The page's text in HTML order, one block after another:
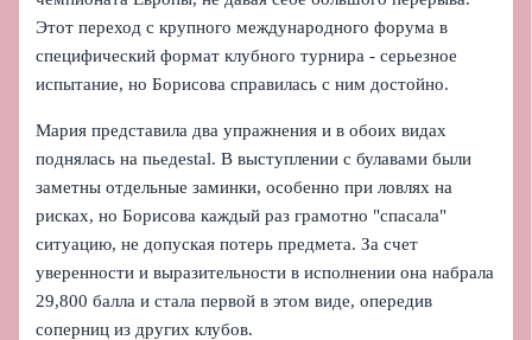
Этот переход с крупного международного форума в
специфический формат клубного турнира - серьезное
испытание, но Борисова справилась с ним достойно.
Мария представила два упражнения и в обоих видах
поднялась на пьедestal. В выступлении с булавами были
заметны отдельные заминки, особенно при ловлях на
рисках, но Борисова каждый раз грамотно "спасала"
ситуацию, не допуская потерь предмета. За счет
уверенности и выразительности в исполнении она набрала
29,800 балла и стала первой в этом виде, опередив
соперниц из других клубов.